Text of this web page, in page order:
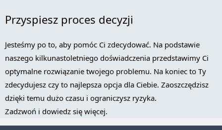
Przyspiesz proces decyzji
Jesteśmy po to, aby pomóc Ci zdecydować. Na podstawie
naszego kilkunastoletniego doświadczenia przedstawimy Ci
optymalne rozwiązanie twojego problemu. Na koniec to Ty
zdecydujesz czy to najlepsza opcja dla Ciebie. Zaoszczędzisz
dzięki temu dużo czasu i ograniczysz ryzyka.
Zadzwoń i dowiedz się więcej.